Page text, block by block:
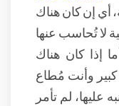
أي إن كان هناك
لا تُحاسب عنها
إذا كان هناك
وأنت مُطاع
لم تأمر